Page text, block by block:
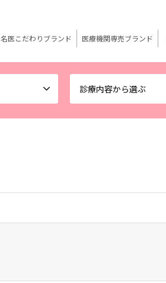
診療内容から選ぶ
名医こだわりブランド 医療機関専売ブランド